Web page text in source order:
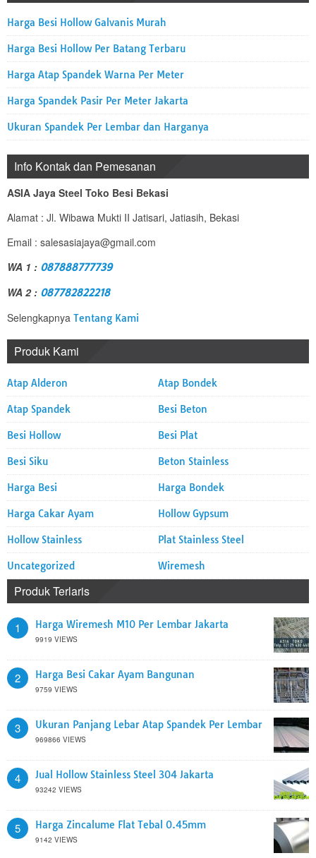
Harga Besi Hollow Galvanis Murah
Harga Besi Hollow Per Batang Terbaru
Harga Atap Spandek Warna Per Meter
Harga Spandek Pasir Per Meter Jakarta
Ukuran Spandek Per Lembar dan Harganya
Info Kontak dan Pemesanan
ASIA Jaya Steel Toko Besi Bekasi
Alamat : Jl. Wibawa Mukti II Jatisari, Jatiasih, Bekasi
Email : salesasiajaya@gmail.com
WA 1 : 087888777739
WA 2 : 087782822218
Selengkapnya Tentang Kami
Produk Kami
Atap Alderon Atap Bondek
Atap Spandek Besi Beton
Besi Hollow Besi Plat
Besi Siku Beton Stainless
Harga Besi Harga Bondek
Harga Cakar Ayam Hollow Gypsum
Hollow Stainless Plat Stainless Steel
Uncategorized Wiremesh
Produk Terlaris
1 Harga Wiremesh M10 Per Lembar Jakarta
9919 VIEWS
2 Harga Besi Cakar Ayam Bangunan
9759 VIEWS
3 Ukuran Panjang Lebar Atap Spandek Per Lembar
969866 VIEWS
4 Jual Hollow Stainless Steel 304 Jakarta
93242 VIEWS
5 Harga Zincalume Flat Tebal 0.45mm
9142 VIEWS